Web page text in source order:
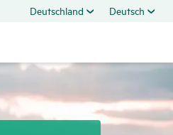
Deutschland Deutsch